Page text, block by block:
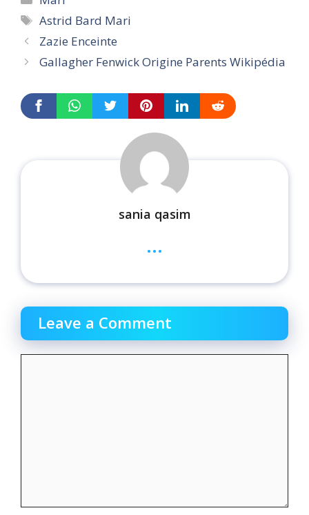
Tags
Astrid Bard Mari
Zazie Enceinte
Gallagher Fenwick Origine Parents Wikipédia
sania qasim
...
Leave a Comment